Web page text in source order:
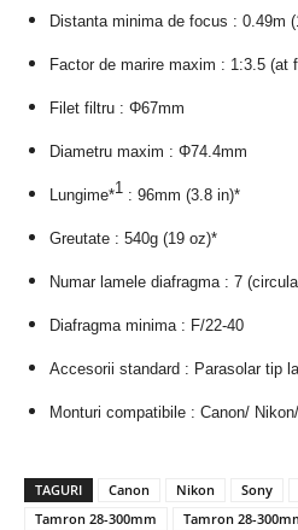
Distanta minima de focus : 0.49m
Factor de marire maxim : 1:3.5 (at
Filet filtru : Φ67mm
Diametru maxim : Φ74.4mm
Lungime*1 : 96mm (3.8 in)*
Greutate : 540g (19 oz)*
Numar lamele diafragma : 7
Diafragma minima : F/22-40
Accesorii standard : Parasolar tip
Monturi compatibile : Canon/
TAGURI Canon Nikon Sony
Tamron 28-300mm
Tamron 28-